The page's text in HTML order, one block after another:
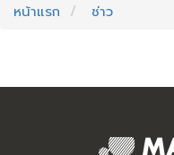
หน้าแรก ช่าว